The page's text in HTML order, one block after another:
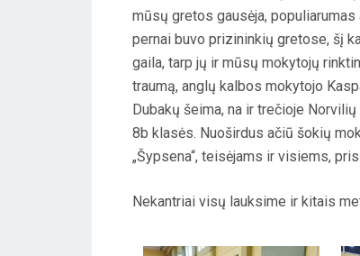
E
D
O
N
mūsų gretos gausėja,
pernai buvo prizininkių gretose, šį
gaila, tarp jų ir mūsų mokytojų
traumą, anglų kalbos mokytojo
Dubakų šeima, na ir trečioje
8b klasės. Nuoširdus ačiū šokių
„Šypsena“, teisėjams ir visiems,
Nekantriai visų lauksime ir kitais